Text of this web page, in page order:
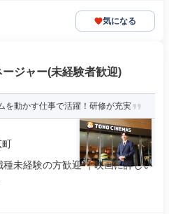
気になる
ジャー(未経験者歓迎)
動かす仕事で活躍！研修が充実
町
未経験の方歓迎 ￤映画に詳しい